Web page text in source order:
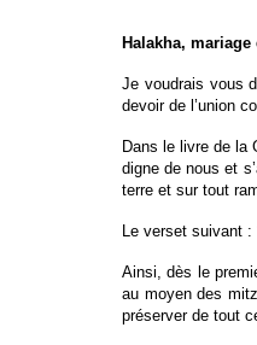
Halakha,
Je voudrais vous
devoir de l’union
Dans le livre de la
digne de nous et
terre et sur tout
Le verset suivant
Ainsi, dès le
au moyen des
préserver de tout